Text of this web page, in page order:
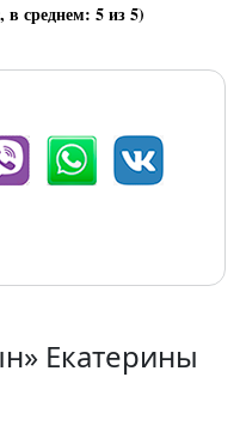
в среднем: 5из 5)
Екатерины